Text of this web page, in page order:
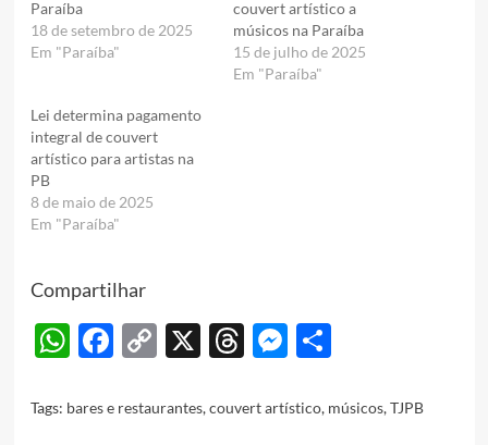
Paraíba
18 de setembro de 2025
Em "Paraíba"
couvert artístico a
músicos na Paraíba
15 de julho de 2025
Em "Paraíba"
Lei determina pagamento
integral de couvert
artístico para artistas na
PB
8 de maio de 2025
Em "Paraíba"
Compartilhar
WhatsApp
Facebook
Copy
X Threads
Messenger
Share
Tags: bares e restaurantes,couvert artístico, músicos,TJPB